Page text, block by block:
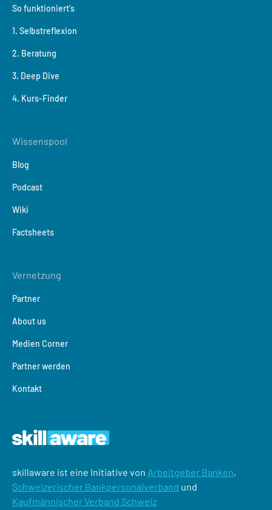
So funktioniert's
1. Selbstreflexion
2. Beratung
3. Deep Dive
4. Kurs-Finder
Wissenspool
Blog
Podcast
Wiki
Factsheets
Vernetzung
Partner
About us
Medien Corner
Partner werden
Kontakt
skillaware ist eine Initiative von Arbeitgeber Banken,
Schweizerischer Bankpersonalverband und
Kaufmännischer Verband Schweiz